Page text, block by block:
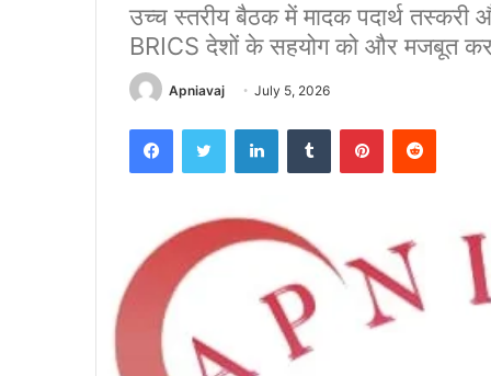
उच्च स्तरीय बैठक में मादक पदार्थ तस्करी
BRICS देशों के सहयोग को और मजबूत करने
Apniavaj July 5, 2026